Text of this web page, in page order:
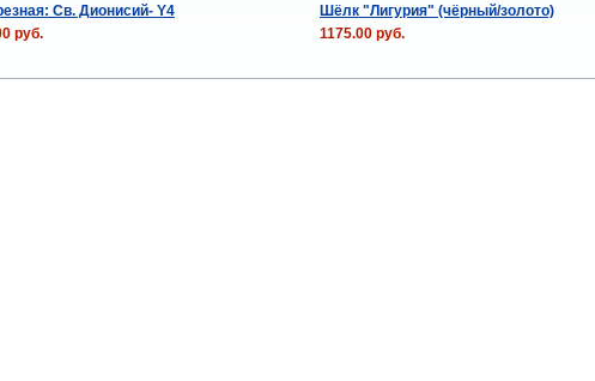
Св. Дионисий- Y4 Шёлк "Лигурия" (чёрный/золото)
руб.
1175.00 руб.